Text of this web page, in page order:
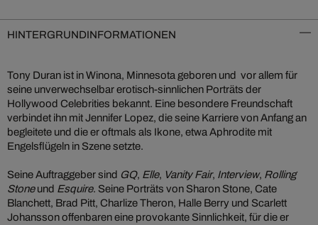
HINTERGRUNDINFORMATIONEN
Tony Duran ist in Winona, Minnesota geboren und vor allem für
seine unverwechselbar erotisch-sinnlichen Porträts der
Hollywood Celebrities bekannt. Eine besondere Freundschaft
verbindet ihn mit Jennifer Lopez, die seine Karriere von Anfang an
begleitete und die er oftmals als Ikone, etwa Aphrodite mit
Engelsflügeln in Szene setzte.
Seine Auftraggeber sind GQ, Elle, Vanity Fair, Interview, Rolling
Stoneund Esquire. Seine Porträts von Sharon Stone, Cate
Blanchett, Brad Pitt, Charlize Theron, Halle Berry und Scarlett
Johansson offenbaren eine provokante Sinnlichkeit, für die er